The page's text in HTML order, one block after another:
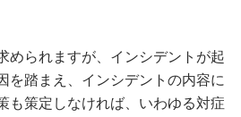
められますが、インシデントが起
を踏まえ、インシデントの内容に
も策定しなければ、いわゆる対症